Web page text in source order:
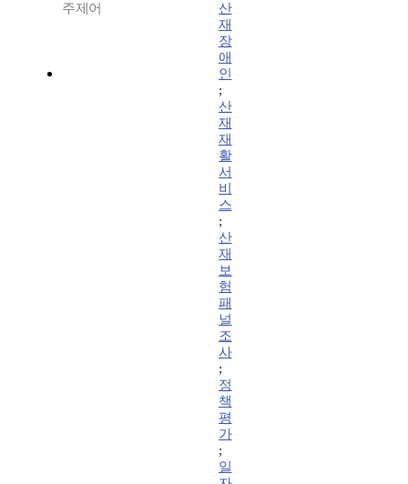
주제어
산
재
장
애
인
;
산
재
재
활
서
비
스
;
산
재
보
험
패
널
조
사
;
정
책
평
가
;
일